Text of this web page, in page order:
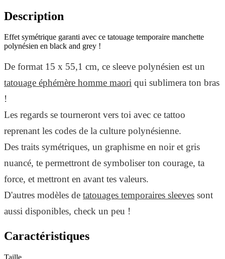
Description
Effet symétrique garanti avec ce tatouage temporaire manchette
polynésien en black and grey !
De format 15 x 55,1 cm, ce sleeve polynésien est un
tatouage éphémère homme maori qui sublimera ton bras
!
Les regards se tourneront vers toi avec ce tattoo
reprenant les codes de la culture polynésienne.
Des traits symétriques, un graphisme en noir et gris
nuancé, te permettront de symboliser ton courage, ta
force, et mettront en avant tes valeurs.
D'autres modèles de tatouages temporaires sleeves sont
aussi disponibles, check un peu !
Caractéristiques